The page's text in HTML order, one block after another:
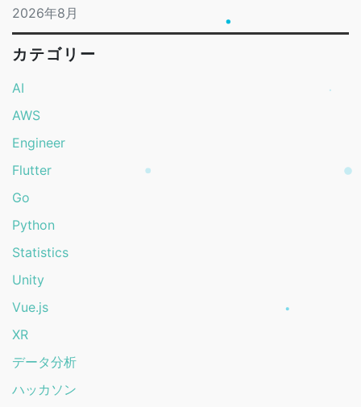
2026年8月
カテゴリー
AI
AWS
Engineer
Flutter
Go
Python
Statistics
Unity
Vue.js
XR
データ分析
ハッカソン